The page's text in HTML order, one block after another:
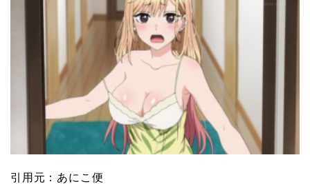
引用元：あにこ便